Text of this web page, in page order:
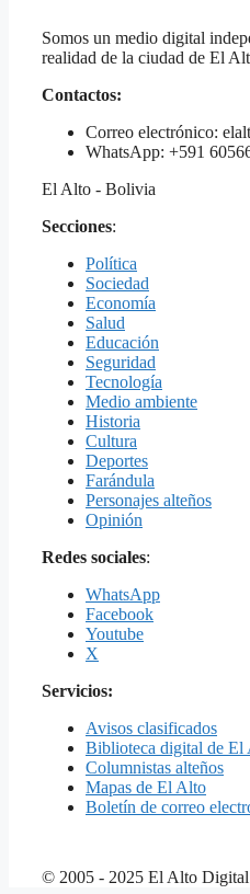
Somos un medio digital
realidad de la ciudad de El
Contactos:
Correo electrónico:
WhatsApp: +591
El Alto - Bolivia
Secciones:
Política
Sociedad
Economía
Salud
Educación
Seguridad
Tecnología
Medio ambiente
Historia
Cultura
Deportes
Farándula
Personajes alteños
Opinión
Redes sociales:
WhatsApp
Facebook
Youtube
X
Servicios:
Avisos clasificados
Biblioteca digital de El
Columnistas alteños
Mapas de El Alto
Boletín de correo
© 2005 - 2025 El Alto Digital